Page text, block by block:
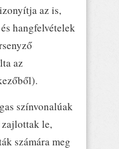
az is,
hangfelvételek
az
színvonalúak
zajlottak le,
számára meg